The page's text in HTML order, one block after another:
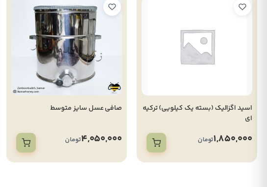
اسید اگزالیک (بسته یک کیلویی) ترکیه
ای
1,850,000تومان
صافی عسل سایز متوسط
4,050,000تومان